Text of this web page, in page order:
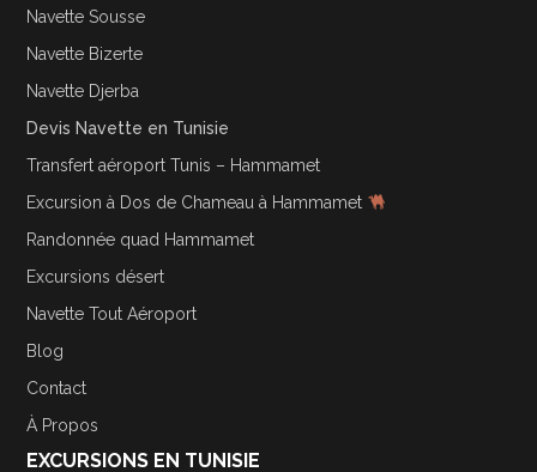
Navette Sousse
Navette Bizerte
Navette Djerba
Devis Navette en Tunisie
Transfert aéroport Tunis – Hammamet
Excursion à Dos de Chameau à Hammamet
Randonnée quad Hammamet
Excursions désert
Navette Tout Aéroport
Blog
Contact
À Propos
EXCURSIONS EN TUNISIE